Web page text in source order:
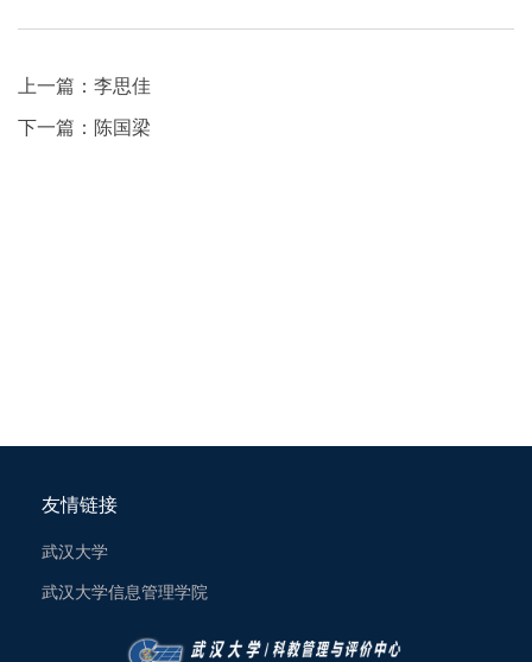
上一篇： 李思佳
下一篇： 陈国梁
友情链接
武汉大学
武汉大学信息管理学院